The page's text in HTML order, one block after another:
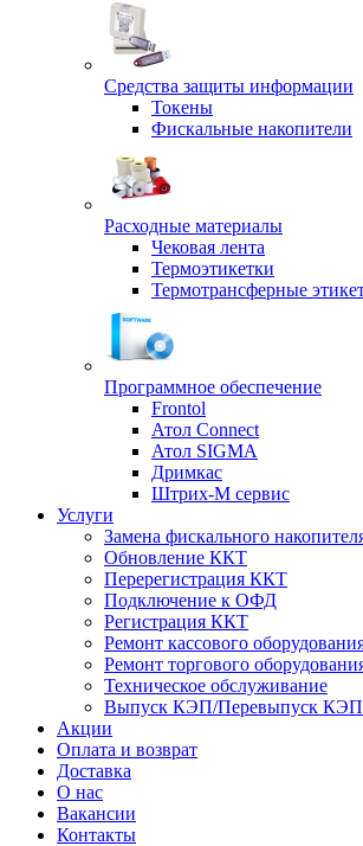
Средства защиты информации
Токены
Фискальные накопители
Расходные материалы
Чековая лента
Термоэтикетки
Термотрансферные
Программное обеспечение
Frontol
Атол Connect
Атол SIGMA
Дримкас
Штрих-М сервис
Услуги
Замена фискального
Обновление ККТ
Перерегистрация ККТ
Подключение к ОФД
Регистрация ККТ
Ремонт кассового
Ремонт торгового
Техническое обслуживание
Выпуск КЭП/Перевыпуск КЭП
Акции
Оплата и возврат
Доставка
О нас
Вакансии
Контакты